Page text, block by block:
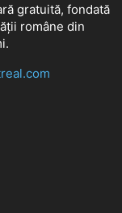
gratuită, fondată
române din